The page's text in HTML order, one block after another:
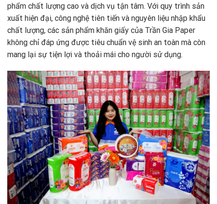
phẩm chất lượng cao và dịch vụ tận tâm. Với quy trình sản
xuất hiện đại, công nghệ tiên tiến và nguyên liệu nhập khẩu
chất lượng, các sản phẩm khăn giấy của Trần Gia Paper
không chỉ đáp ứng được tiêu chuẩn vệ sinh an toàn mà còn
mang lại sự tiện lợi và thoải mái cho người sử dụng.